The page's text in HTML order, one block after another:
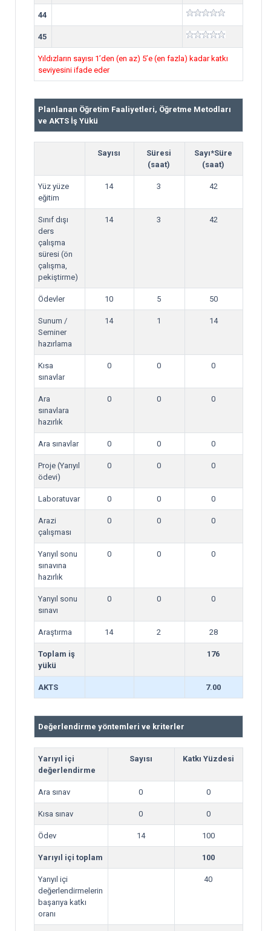
44
45
Yıldızların sayısı 1’den (en az) 5’e (en fazla) kadar katkı
seviyesini ifade eder
Planlanan Öğretim Faaliyetleri, Öğretme Metodları
ve AKTS İş Yükü
Sayısı
Süresi
(saat)
Sayı*Süre
(saat)
Yüz yüze
eğitim
14 3 42
Sınıf dışı
ders
çalışma
süresi (ön
çalışma,
pekiştirme)
14 3 42
Ödevler 10 5 50
Sunum /
Seminer
hazırlama
14 1 14
Kısa
sınavlar
0 0 0
Ara
sınavlara
hazırlık
0 0 0
Ara sınavlar 0 0 0
Proje (Yarıyıl
ödevi)
0 0 0
Laboratuvar 0 0 0
Arazi
çalışması
0 0 0
Yarıyıl sonu
sınavına
hazırlık
0 0 0
Yarıyıl sonu
sınavı
0 0 0
Araştırma 14 2 28
Toplam iş
yükü
176
AKTS 7.00
Değerlendirme yöntemleri ve kriterler
Yarıyıl içi
değerlendirme
Sayısı Katkı Yüzdesi
Ara sınav 0 0
Kısa sınav 0 0
Ödev 14 100
Yarıyıl içi toplam 100
Yarıyıl içi
değerlendirmelerin
başarıya katkı
oranı
40